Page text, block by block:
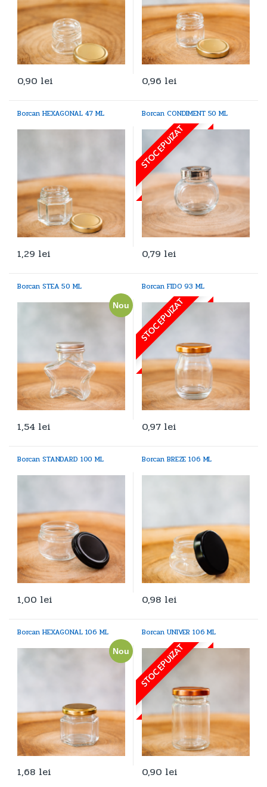
0,90 lei 0,96 lei
Borcan HEXAGONAL 47 ML
1,29 lei
Borcan CONDIMENT 50 ML
STOC EPUIZAT
0,79 lei
Borcan STEA 50 ML
Nou
1,54 lei
Borcan FIDO 93 ML
STOC EPUIZAT
0,97 lei
Borcan STANDARD 100 ML
1,00 lei
Borcan BREZE 106 ML
0,98 lei
Borcan HEXAGONAL 106 ML
Nou
1,68 lei
Borcan UNIVER 106 ML
STOC EPUIZAT
0,90 lei